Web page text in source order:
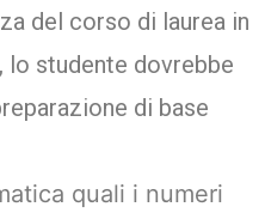
del corso di laurea in
lo studente dovrebbe
di base
quali i numeri